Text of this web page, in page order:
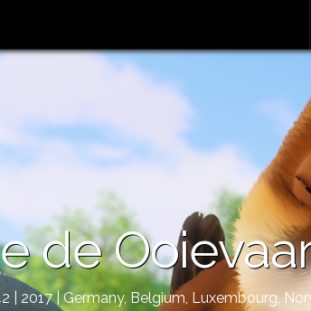
de
| 2017 | Germany, Belgium, Luxembourg,